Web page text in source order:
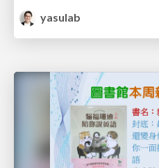
yasulab